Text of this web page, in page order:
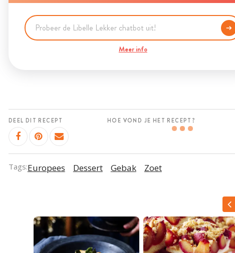
Meer info
DEEL DIT RECEPT HOE VOND JE HET RECEPT?
Tags:Europees Dessert Gebak Zoet